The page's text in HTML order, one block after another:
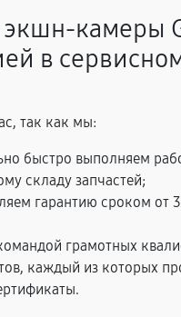
камеры
в
так как мы:
быстро выполняем
складу запчастей;
гарантию сроком от
грамотных
каждый из которых